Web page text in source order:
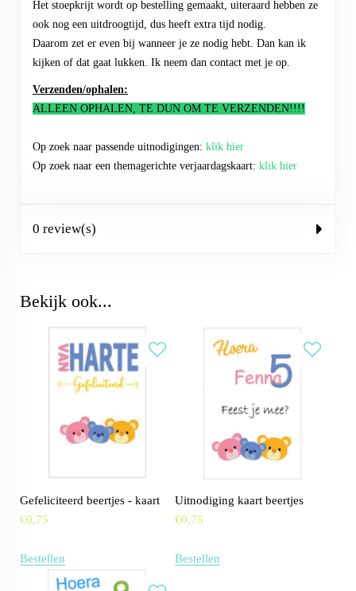
Het stoepkrijt wordt op bestelling gemaakt, uiteraard hebben ze
ook nog een uitdroogtijd, dus heeft extra tijd nodig.
Daarom zet er even bij wanneer je ze nodig hebt. Dan kan ik
kijken of dat gaat lukken. Ik neem dan contact met je op.
Verzenden/ophalen:
ALLEEN OPHALEN, TE DUN OM TE VERZENDEN!!!!
Op zoek naar passende uitnodigingen: klik hier
Op zoek naar een themagerichte verjaardagskaart: klik hier
0 review(s)
Bekijk ook...
Gefeliciteerd beertjes - kaart
€0,75
Bestellen
Uitnodiging kaart beertjes
€0,75
Bestellen